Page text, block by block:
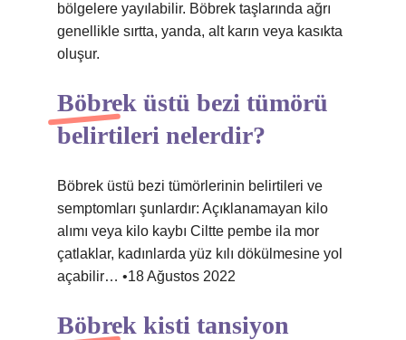
bölgelere yayılabilir. Böbrek taşlarında ağrı
genellikle sırtta, yanda, alt karın veya kasıkta
oluşur.
Böbrek üstü bezi tümörü
belirtileri nelerdir?
Böbrek üstü bezi tümörlerinin belirtileri ve
semptomları şunlardır: Açıklanamayan kilo
alımı veya kilo kaybı Ciltte pembe ila mor
çatlaklar, kadınlarda yüz kılı dökülmesine yol
açabilir… •18 Ağustos 2022
Böbrek kisti tansiyon